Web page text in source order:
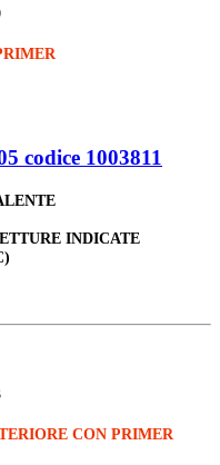
codice 1003811
INDICATE
CON PRIMER